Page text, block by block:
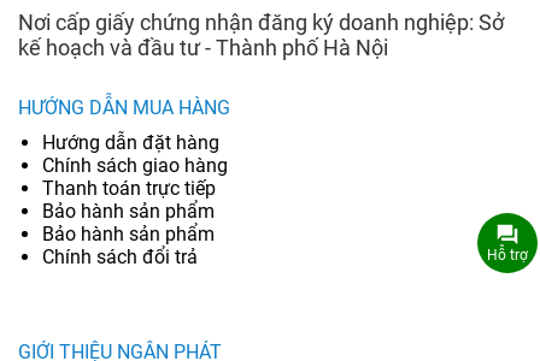
Nơi cấp giấy chứng nhận đăng ký doanh nghiệp: Sở
kế hoạch và đầu tư - Thành phố Hà Nội
HƯỚNG DẪN MUA HÀNG
Hướng dẫn đặt hàng
Chính sách giao hàng
Thanh toán trực tiếp
Bảo hành sản phẩm
Bảo hành sản phẩm
Chính sách đổi trả
GIỚI THIỆU NGÂN PHÁT
Hỗ trợ